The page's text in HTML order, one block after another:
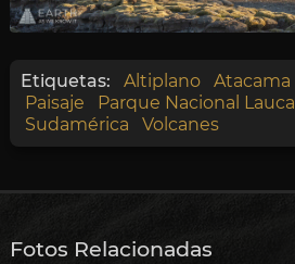
Etiquetas: Altiplano Atacama
Paisaje
Parque Nacional Lauca
Sudamérica
Volcanes
Fotos Relacionadas